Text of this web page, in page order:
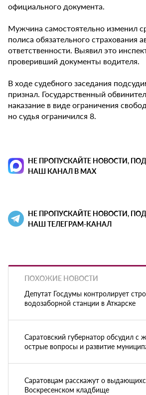
официального документа.
Мужчина самостоятельно изменил
полиса обязательного страхования
ответственности. Выявил это
проверивший документы водителя.
В ходе судебного заседания
признал. Государственный
наказание в виде ограничения
но судья ограничился 8.
НЕ ПРОПУСКАЙТЕ НОВОСТИ,
НАШ КАНАЛ В MAX
НЕ ПРОПУСКАЙТЕ НОВОСТИ,
НАШ ТЕЛЕГРАМ-КАНАЛ
ПОХОЖИЕ НОВОСТИ
Депутат Госдумы контролирует
водозаборной станции в Аткарске
Саратовский губернатор обсудил с
острые вопросы и развитие
Саратовцам расскажут о
Воскресенском кладбище